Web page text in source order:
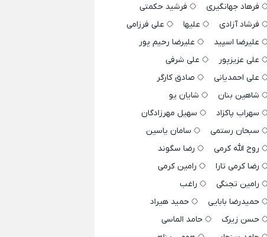
فرهاد جهانگیری
فرشید حکمتی
فرشاد آزادی
علیها
علی فرزامی
علیرضا اسپید
علیرضا رحیم پور
علی عزیزپور
علی شرفی
علی احمدیانی
صادق کارگر
شاهین بنان
شایان یو
سهراب پاکزاد
سهیل مهرزادگان
سبحان رستمی
سامان یاسین
روح الله کرمی
رضا سگوند
رضا کرمی تارا
رامین کرمی
رامین تجنگی
راغب
حمیدرضا بابایی
حمید هیراد
حسن زیرک
حامد الماسی